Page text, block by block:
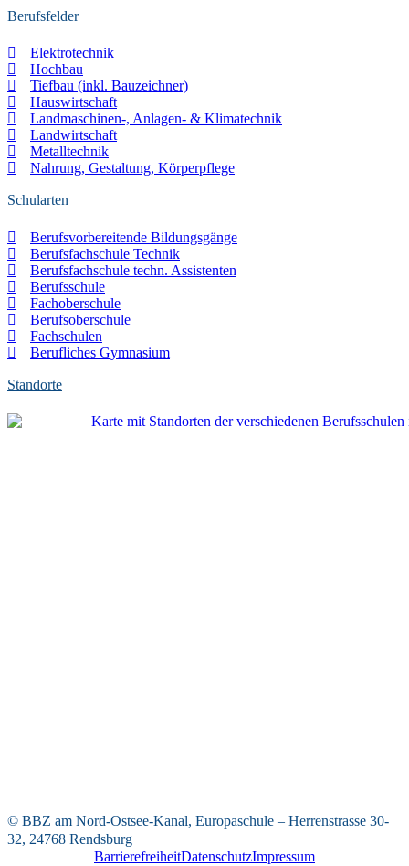
Berufsfelder
Elektrotechnik
Hochbau
Tiefbau (inkl. Bauzeichner)
Hauswirtschaft
Landmaschinen-, Anlagen- & Klimatechnik
Landwirtschaft
Metalltechnik
Nahrung, Gestaltung, Körperpflege
Schularten
Berufsvorbereitende Bildungsgänge
Berufsfachschule Technik
Berufsfachschule techn. Assistenten
Berufsschule
Fachoberschule
Berufsoberschule
Fachschulen
Berufliches Gymnasium
Standorte
© BBZ am Nord-Ostsee-Kanal, Europaschule – Herrenstrasse 30-
32, 24768 Rendsburg
BarrierefreiheitDatenschutzImpressum